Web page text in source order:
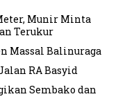
Munir Minta
Terukur
Massal Balinuraga
RA Basyid
Sembako dan